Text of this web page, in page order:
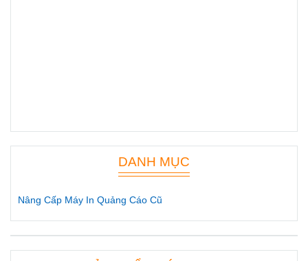
DANH MỤC
Nâng Cấp Máy In Quảng Cáo Cũ